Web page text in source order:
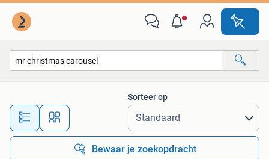
Alle afstanden…
Sorteer op
Bewaar je zoekopdracht